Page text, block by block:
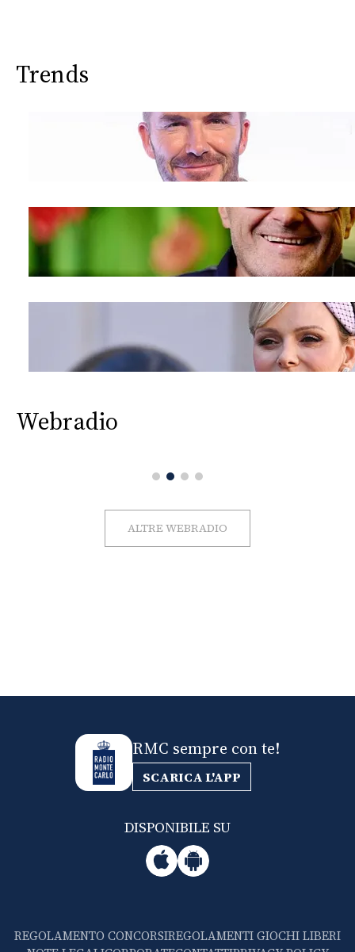
Trends
Webradio
ALTRE WEBRADIO
RMC sempre con te!
SCARICA L'APP
DISPONIBILE SU
REGOLAMENTO CONCORSIREGOLAMENTI GIOCHI LIBERI